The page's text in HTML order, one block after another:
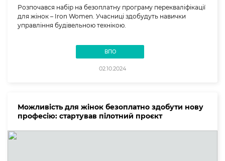
Розпочався набір на безоплатну програму перекваліфікації
для жінок – Iron Women. Учасниці здобудуть навички
управління будівельною технікою.
ВПО
02.10.2024
Можливість для жінок безоплатно здобути нову
професію: стартував пілотний проєкт